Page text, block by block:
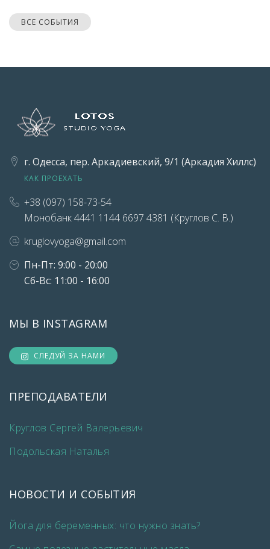
ВСЕ СОБЫТИЯ
г. Одесса, пер. Аркадиевский, 9/1 (Аркадия Хиллс)
КАК ПРОЕХАТЬ
+38 (097) 158-73-54
Монобанк 4441 1144 6697 4381 (Круглов С. В.)
kruglovyoga@gmail.com
Пн-Пт: 9:00 - 20:00
Сб-Вс: 11:00 - 16:00
МЫ В INSTAGRAM
СЛЕДУЙ ЗА НАМИ
ПРЕПОДАВАТЕЛИ
Круглов Сергей Валерьевич
Подольская Наталья
НОВОСТИ И СОБЫТИЯ
Йога для беременных: что нужно знать?